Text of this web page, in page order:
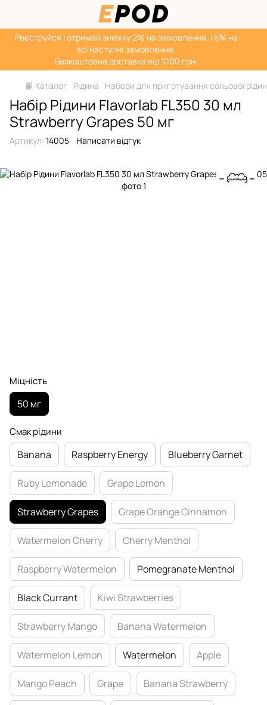
Реєструйся і отримай знижку 2% на замовлення, і 5% на
всі наступні замовлення.
Безкоштовна доставка від 1000 грн.
📙 Каталог Рідина Набори для приготування сольової
Набір Рідини Flavorlab FL350 30 мл
Strawberry Grapes 50 мг
Артикул: 14005 Написати відгук
Міцність
50 мг
Смак рідини
Banana Raspberry Еnergy Blueberry Garnet
Ruby Lemonade Grape Lemon
Strawberry Grapes Grape Orange Cinnamon
Watermelon Cherry Cherry Menthol
Raspberry Watermelon Pomegranate Menthol
Black Currant Kiwi Strawberries
Strawberry Mango Banana Watermelon
Watermelon Lemon Watermelon Apple
Mango Peach Grape Banana Strawberry